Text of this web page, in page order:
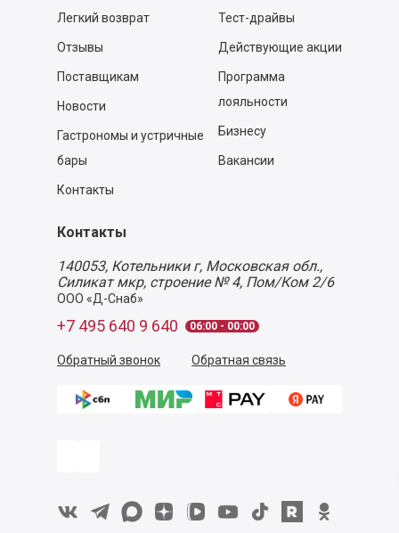
Легкий возврат
Отзывы
Поставщикам
Новости
Гастрономы и устричные
бары
Контакты
Тест-драйвы
Действующие акции
Программа
лояльности
Бизнесу
Вакансии
Контакты
140053, Котельники г, Московская обл.,
Силикат мкр, строение № 4, Пом/Ком 2/6
ООО «Д-Снаб»
+7 495 640 9 640 06:00 - 00:00
Обратный звонок Обратная связь